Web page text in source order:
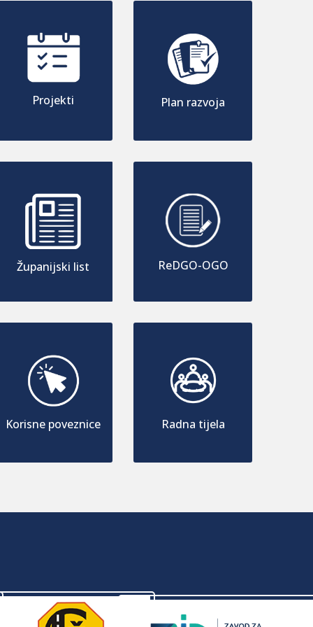
Projekti
Županijski list
Korisne poveznice
Plan razvoja
ReDGO-OGO
Radna tijela